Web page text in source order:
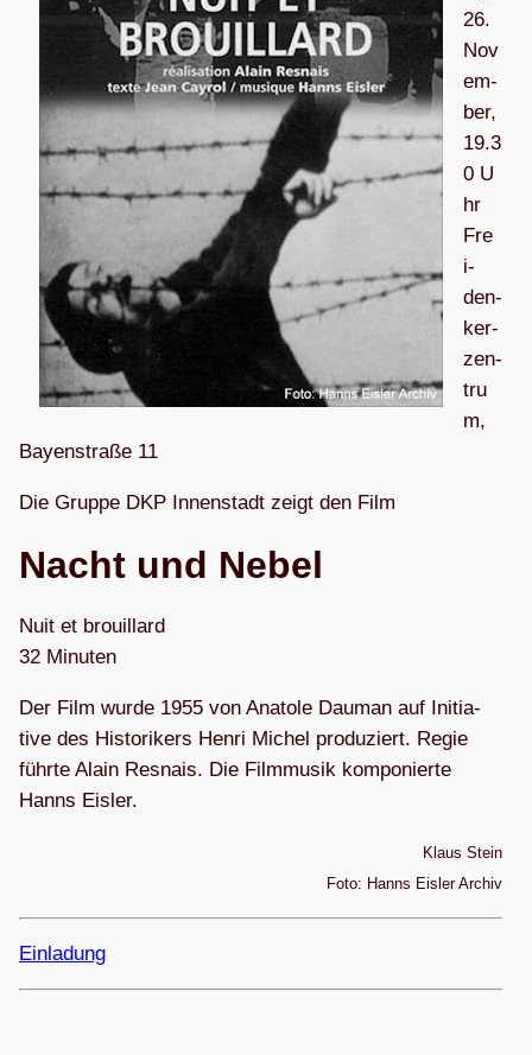
26.
Nov
em­
ber,
19.3
0 U
hr
Fre
i­
den­
ker­
zen­
tru
m,
Bay­en­straße 11
Die Gruppe DKP Innen­stadt zeigt den Film
Nacht und Nebel
Nuit et brouil­lard
32 Minu­ten
Der Film wurde 1955 von Ana­tole Dau­man auf Initia­
tive des His­to­ri­kers Henri Michel pro­du­ziert. Regie
führte Alain Res­nais. Die Film­mu­sik kom­po­nierte
Hanns Eisler.
Klaus Stein
Foto: Hanns Eis­ler Archiv
Ein­la­dung